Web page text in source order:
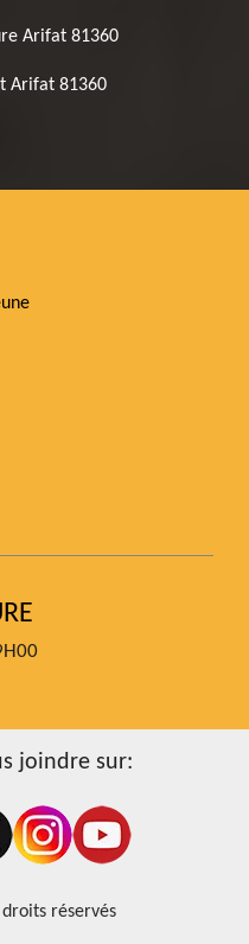
Arifat 81360
Arifat 81360
joindre sur:
réservés